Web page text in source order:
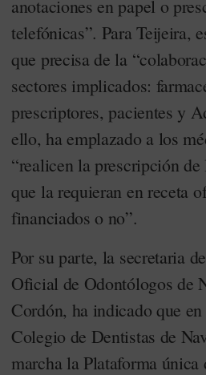
anotaciones en papel o
telefónicas”. Para Teijeira,
que precisa de la
sectores implicados:
prescriptores, pacientes y
ello, ha emplazado a los
“realicen la prescripción
que la requieran en receta
financiados o no”.
Por su parte, la secretaria
Oficial de Odontólogos de
Cordón, ha indicado que
Colegio de Dentistas de
marcha la Plataforma